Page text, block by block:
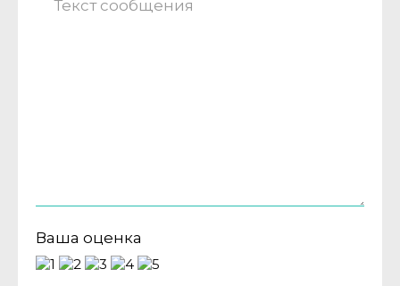
Ваша оценка